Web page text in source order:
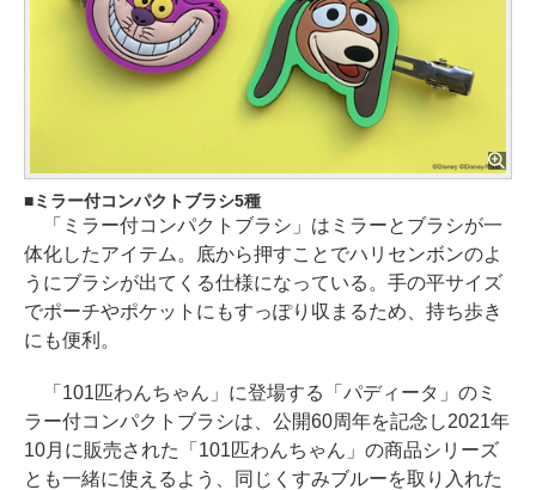
ミラー付コンパクトブラシ5種
「ミラー付コンパクトブラシ」はミラーとブラシが一
体化したアイテム。底から押すことでハリセンボンのよ
うにブラシが出てくる仕様になっている。手の平サイズ
でポーチやポケットにもすっぽり収まるため、持ち歩き
にも便利。
「101匹わんちゃん」に登場する「パディータ」のミ
ラー付コンパクトブラシは、公開60周年を記念し2021年
10月に販売された「101匹わんちゃん」の商品シリーズ
とも一緒に使えるよう、同じくすみブルーを取り入れた